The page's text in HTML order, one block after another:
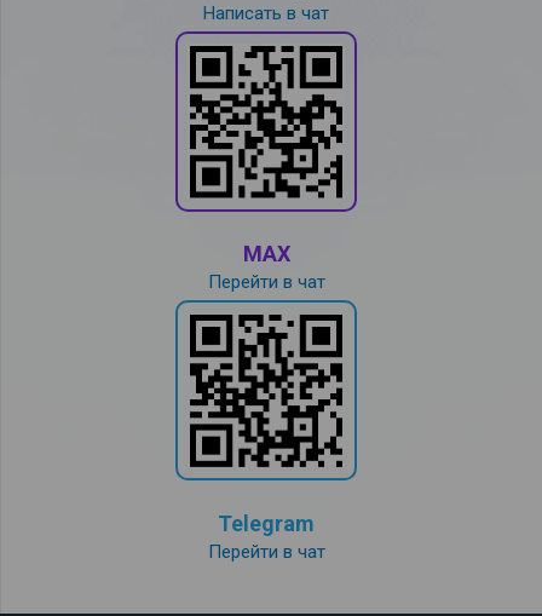
Написать в чат
MAX
Перейти в чат
Telegram
Перейти в чат